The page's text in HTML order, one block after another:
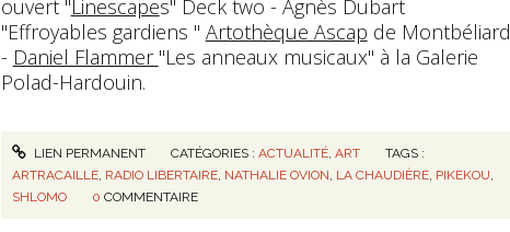
ouvert "Linescapes" Deck two - Agnès Dubart
"Effroyables gardiens " Artothèque Ascap de Montbéliard
- Daniel Flammer "Les anneaux musicaux" à la Galerie
Polad-Hardouin.
LIEN PERMANENT CATÉGORIES :ACTUALITÉ ,ART
TAGS :
ARTRACAILLE, RADIO LIBERTAIRE, NATHALIE OVION LA CHAUDIÈRE, PIKEKOU
SHLOMO
0 COMMENTAIRE